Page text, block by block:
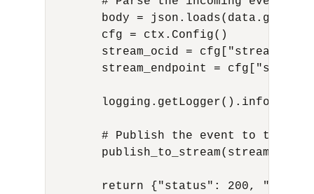
body =
        cfg = ctx.Config()
stream_ocid =
stream_endpoint =
# Publish the event to the
return {"status": 200,